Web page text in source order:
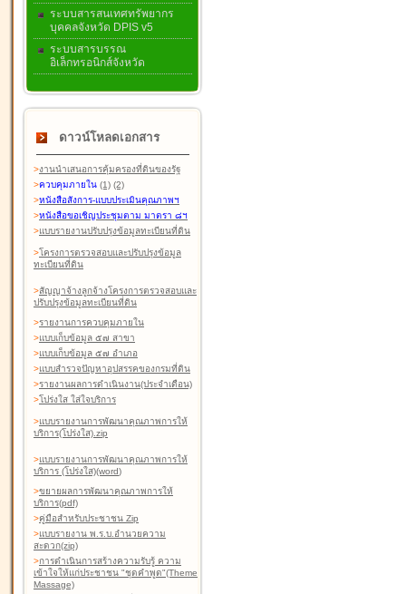
ระบบสารสนเทศทรัพยากร
บุคคลจังหวัด DPIS v5
ระบบสารบรรณ
อิเล็กทรอนิกส์จังหวัด
ดาวน์โหลดเอกสาร
>งานนำเสนอการคุ้มครองที่ดินของรัฐ
>ควบคุมภายใน (1) (2)
>หนังสือสังการ-แบบประเมินคุณภาพฯ
>หนังสือขอเชิญประชุมตาม มาตรา ๘ฯ
>แบบรายงานปรับปรุงข้อมูลทะเบียนที่ดิน
>โครงการตรวจสอบและปรับปรุงข้อมูล
ทะเบียนที่ดิน
>สัญญาจ้างลูกจ้างโครงการตรวจสอบและ
ปรับปรุงข้อมูลทะเบียนที่ดิน
>รายงานการควบคุมภายใน
>แบบเก็บข้อมูล ๕๗ สาขา
>แบบเก็บข้อมูล ๕๗ อำเภอ
>แบบสำรวจปัญหาอุปสรรคของกรมที่ดิน
>รายงานผลการดำเนินงาน(ประจำเดือน)
>โปร่งใส ใส่ใจบริการ
>แบบรายงานการพัฒนาคุณภาพการให้
บริการ(โปร่งใส).zip
>แบบรายงานการพัฒนาคุณภาพการให้
บริการ (โปร่งใส)(word)
>ขยายผลการพัฒนาคุณภาพการให้
บริการ(pdf)
>คู่มือสำหรับประชาชน Zip
>แบบรายงาน พ.ร.บ.อำนวยความ
สะดวก(zip)
>การดำเนินการสร้างความรับรู้ ความ
เข้าใจให้แก่ประชาชน "ชุดคำพูด"(Theme
Massage)